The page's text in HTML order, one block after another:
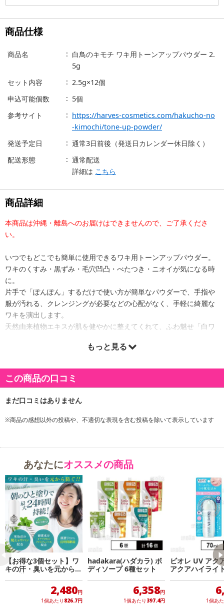
商品仕様
商品名
白鳥のキモチ ワキ用トーンアップパウダー 2.
5g
セット内容
2.5g×12個
申込可能個数
5個
参考サイト
https://harves-cosmetics.com/hakucho-no
-kimochi/tone-up-powder/
発送予定日
通常3日前後（発送日カレンダー休日除く）
配送形態
通常配送
詳細は こちら
商品詳細
本商品は沖縄・離島へのお届けはできませんので、ご了承くださ
い。
いつでもどこでも簡単に使用できるワキ用トーンアップパウダー。
ワキのくすみ・黒ずみ・毛穴凹凸・べたつき・ニオイが気になる時
に。
片手で「ぽんぽん」するだけで使い方が簡単なパウダーで、手指や
服が汚れる、クレンジングが必要などの心配がなく、手軽に綺麗な
ワキを演出します。
天然由来植物エキスが肌を健やかに整えてくれて、ふわ魅せ「白ワ
デコルテや背中へのご使用にも。
原産国(最終加工地):
日本
原材料:
シルラクトン)クロスポリマー、タルク、ラウロイルリシン、合成金雲母、酸化チタン、イソノ
イト、BG、セルロースガム、アクリレーツクロスポリマー、ヒアルロン酸Na、炭酸水素Na、
ノイバラ果実エキス、銀、白金、ハマメリス葉エキス、アーチチョーク葉エキス、酸化鉄
注意事項
【キャンセルについて】
※お申込み後のキャンセルはお受けできません。
記載されている内容を必ずご確認いただき、お届けする商品セット
にご納得いただきましたうえでお申し込みください。
※パッケージ変更や商品リニューアル(成分など含む)等により、参考
の掲載画像や画像内のバーコードなど、お届け商品と多少異なる場
合がございます。
また、[新たな加工食品の原料原産地表示制度]の経過措置期間の終
もっと見る
この商品の口コミ
※商品の感想以外の投稿や、不適切な表現を含む投稿を除いて表示しています
あなたにオススメの商品
【お得な3個セット】ワ
キの汗・臭いを元から防
ぐ 薬用デオドラントス
2,480円
1個あたり 826.7円
hadakara(ハダカラ) ボ
ディソープ 6種セット
6,358円
1個あたり 397.4円
ビオレ UV アク
アクアハイライ
ョン 70ml ※商
伴う特別お試し
1個あ